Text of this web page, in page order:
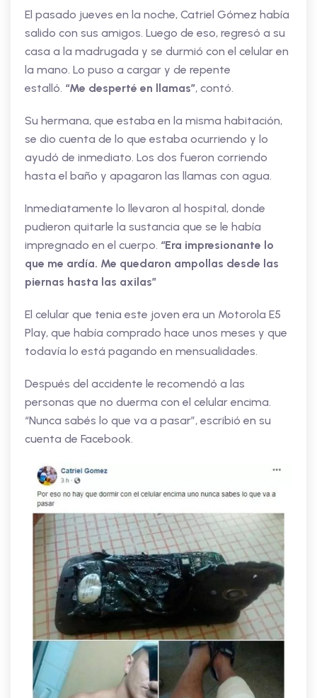
El pasado jueves en la noche, Catriel Gómez había
salido con sus amigos. Luego de eso, regresó a su
casa a la madrugada y se durmió con el celular en
la mano. Lo puso a cargar y de repente
estalló. “Me desperté en llamas”, contó.
Su hermana, que estaba en la misma habitación,
se dio cuenta de lo que estaba ocurriendo y lo
ayudó de inmediato. Los dos fueron corriendo
hasta el baño y apagaron las llamas con agua.
Inmediatamente lo llevaron al hospital, donde
pudieron quitarle la sustancia que se le había
impregnado en el cuerpo. “Era impresionante lo
que me ardía. Me quedaron ampollas desde las
piernas hasta las axilas”
El celular que tenia este joven era un Motorola E5
Play, que había comprado hace unos meses y que
todavía lo está pagando en mensualidades.
Después del accidente le recomendó a las
personas que no duerma con el celular encima.
“Nunca sabés lo que va a pasar”, escribió en su
cuenta de Facebook.